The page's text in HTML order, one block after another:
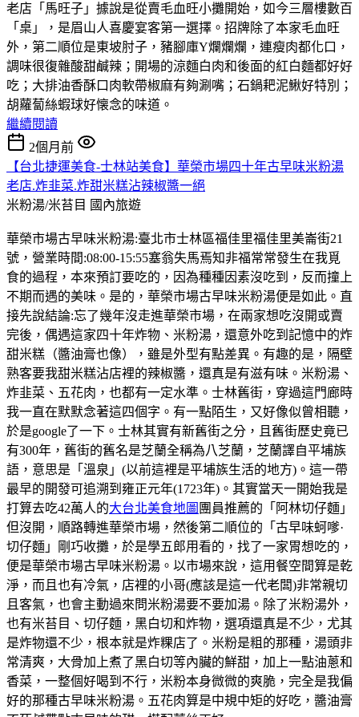
老店「馬旺子」據說是從賣毛血旺小攤開始，如今三層樓數百
「桌」，是眉山人喜慶宴客第一選擇。招牌除了本家毛血旺
外，第二順位是東坡肘子，豬腳庫Y爛爛爛，連瘦肉都化口，
調味很復雜酸甜鹹辣；開場的涼麵白肉和後面的紅白麵都好好
吃；大排油香酥口肉軟帶椒麻有夠涮嘴；石鍋耙泥鰍好特別；
胡蘿蔔絲蝦球好懐念的味道。
繼續閱讀
2個月前
【台北捷運美食-士林站美食】華榮市場四十年古早味米粉湯
老店.炸韭菜.炸甜米糕沾辣椒醬一絕
米粉湯/米苔目 國內旅遊
華榮市場古早味米粉湯:臺北市士林區福佳里福佳里美崙街21
號，營業時間:08:00-15:55塞翁失馬焉知非福常常發生在我覓
食的過程，本來預訂要吃的，因為種種因素沒吃到，反而撞上
不期而遇的美味。是的，華榮市場古早味米粉湯便是如此。直
接先說結論:忘了幾年沒走進華榮市場，在兩家想吃沒開或賣
完後，偶遇這家四十年炸物、米粉湯，還意外吃到記憶中的炸
甜米糕（醬油膏也像），雖是外型有點差異。有趣的是，隔壁
熟客要我甜米糕沾店裡的辣椒醬，還真是有滋有味。米粉湯、
炸韭菜、五花肉，也都有一定水準。士林舊街，穿過這門廊時
我一直在默默念著這四個字。有一點陌生，又好像似曾相聽，
於是google了一下。士林其實有新舊街之分，且舊街歷史竟已
有300年，舊街的舊名是芝蘭全稱為八芝蘭，芝蘭譯自平埔族
語，意思是「溫泉」(以前這裡是平埔族生活的地方)。這一帶
最早的開發可追溯到雍正元年(1723年)。其實當天一開始我是
打算去吃42萬人的大台北美食地圖 團員推薦的「阿林切仔麵」
但沒開，順路轉進華榮市場，然後第二順位的「古早味蚵嗲·
切仔麵」剛巧收攤，於是學五郎用看的，找了一家胃想吃的，
便是華榮市場古早味米粉湯。以市場來說，這用餐空間算是乾
淨，而且也有冷氣，店裡的小哥(應該是這一代老闆)非常親切
且客氣，也會主動過來問米粉湯要不要加湯。除了米粉湯外，
也有米苔目、切仔麵，黑白切和炸物，選項還真是不少，尤其
是炸物還不少，根本就是炸粿店了。米粉是粗的那種，湯頭非
常清爽，大骨加上煮了黑白切等內臟的鮮甜，加上一點油蔥和
香菜，一整個好喝到不行，米粉本身微微的爽脆，完全是我偏
好的那種古早味米粉湯。五花肉算是中規中矩的好吃，醬油膏